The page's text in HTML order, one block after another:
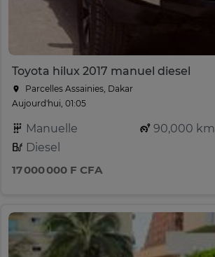
Toyota hilux 2017 manuel diesel
Parcelles Assainies, Dakar
Aujourd'hui, 01:05
Manuelle
90,000 km
Diesel
17 000 000 F CFA